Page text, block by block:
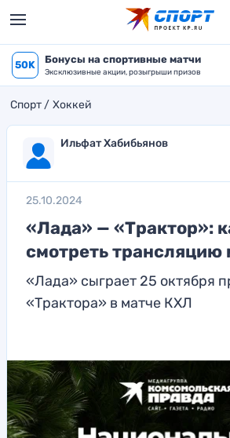
50K Бонусы на спортивные матчи
Эксклюзивные акции, розыгрыши призов
Спорт Хоккей
Ильфат Хабибьянов
25.10.2024
«Лада» — «Трактор»:
смотреть трансляцию
«Лада» сыграет 25 октября
«Трактора» в матче КХЛ